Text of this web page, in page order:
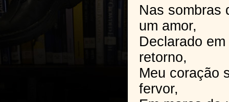
Nas sombras
um amor,
Declarado
retorno,
Meu coração
fervor,